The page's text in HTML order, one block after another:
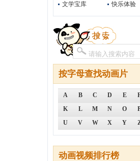
文学宝库
快乐体验
按字母查找动画片
A B C D E
K
L M N O
U
V W X Y
动画视频排行榜